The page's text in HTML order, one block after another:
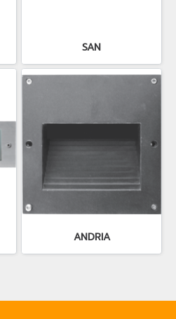
SAN
ANDRIA